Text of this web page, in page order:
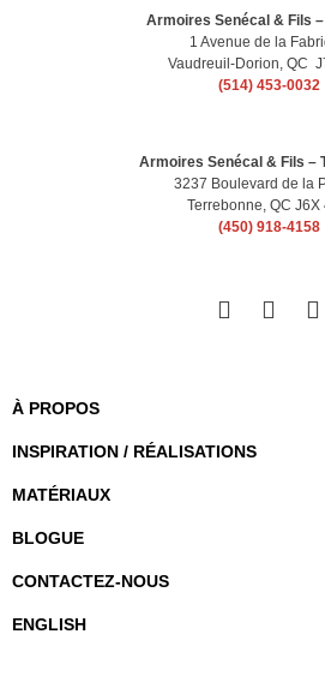
Armoires Senécal & Fils –
1 Avenue de la
Vaudreuil-Dorion, QC
(514) 453-0032
Armoires Senécal & Fils –
3237 Boulevard de la
Terrebonne, QC J6X
(450) 918-4158
À PROPOS
INSPIRATION / RÉALISATIONS
MATÉRIAUX
BLOGUE
CONTACTEZ-NOUS
ENGLISH